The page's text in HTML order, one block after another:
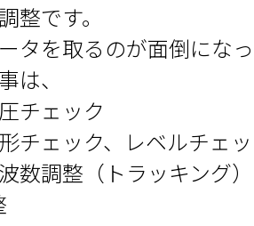
整です。
タを取るのが面倒にな
は、
チェック
チェック、レベルチェ
数調整（トラッキング）